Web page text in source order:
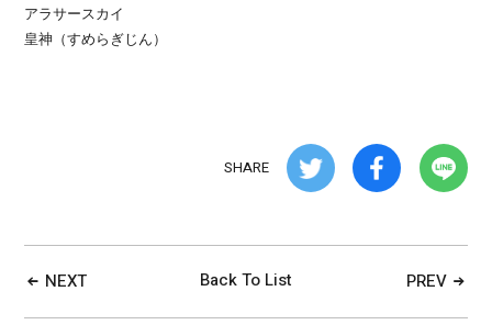
アラサースカイ
皇神（すめらぎじん）
SHARE
NEXT Back To List PREV